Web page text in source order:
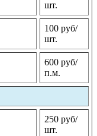
шт.
100 руб/
шт.
600 руб/
п.м.
250 руб/
шт.